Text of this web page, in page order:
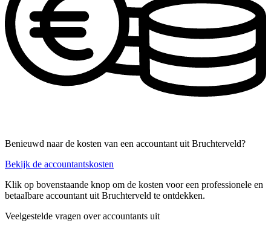
Benieuwd naar de kosten van een accountant uit Bruchterveld?
Bekijk de accountantskosten
Klik op bovenstaande knop om de kosten voor een professionele en
betaalbare accountant uit Bruchterveld te ontdekken.
Veelgestelde vragen over accountants uit